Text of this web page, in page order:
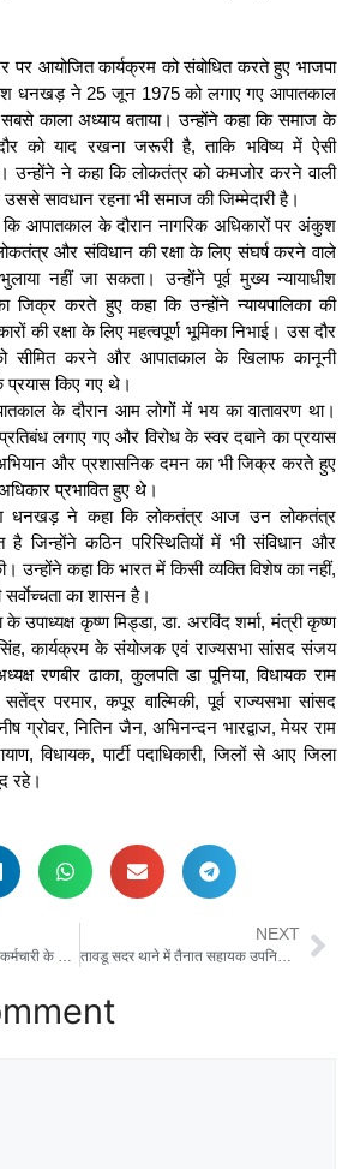
पर आयोजित कार्यक्रम को संबोधित करते हुए भाजपा
धनखड़ ने 25 जून 1975 को लगाए गए आपातकाल
काला अध्याय बताया। उन्होंने कहा कि समाज के
को याद रखना जरूरी है, ताकि भविष्य में ऐसी
हों। उन्होंने ने कहा कि लोकतंत्र को कमजोर करने वाली
सावधान रहना भी समाज की जिम्मेदारी है।
आपातकाल के दौरान नागरिक अधिकारों पर अंकुश
और संविधान की रक्षा के लिए संघर्ष करने वाले
नहीं जा सकता। उन्होंने पूर्व मुख्य न्यायाधीश
करते हुए कहा कि उन्होंने न्यायपालिका की
की रक्षा के लिए महत्वपूर्ण भूमिका निभाई। उस दौर
को सीमित करने और आपातकाल के खिलाफ कानूनी
प्रयास किए गए थे।
के दौरान आम लोगों में भय का वातावरण था।
लगाए गए और विरोध के स्वर दबाने का प्रयास
और प्रशासनिक दमन का भी जिक्र करते हुए
प्रभावित हुए थे।
धनखड़ ने कहा कि लोकतंत्र आज उन लोकतंत्र
जिन्होंने कठिन परिस्थितियों में भी संविधान और
उन्होंने कहा कि भारत में किसी व्यक्ति विशेष का नहीं,
का शासन है।
उपाध्यक्ष कृष्ण मिड्डा, डा. अरविंद शर्मा, मंत्री कृष्ण
सिंह, कार्यक्रम के संयोजक एवं राज्यसभा सांसद संजय
रणबीर ढाका, कुलपति डा पूनिया, विधायक राम
परमार, कपूर वाल्मिकी, पूर्व राज्यसभा सांसद
ग्रोवर, नितिन जैन, अभिनन्दन भारद्वाज, मेयर राम
विधायक, पार्टी पदाधिकारी, जिलों से आए जिला
रहे।
आर्टेमिस अस्पताल में महिला कर्मचारी के साथ मारपीट व अभद्र व्यवहार करने के आरोप में 01 आरोपी कर्मचारी गिरफ्तार
NEXT
तावडू सदर थाने में तैनात सहायक उपनिरीक्षक अनिल कुमार को किया गया निलंबित, विभागीय जांच के आदेश।